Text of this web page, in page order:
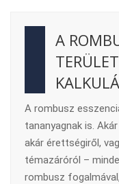
A
A rombusz
tananyagnak is.
akár érettségiről,
témazáróról –
rombusz